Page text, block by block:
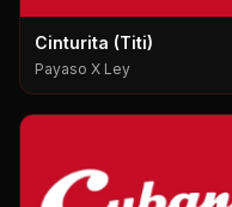
Cinturita (Titi)
Payaso X Ley